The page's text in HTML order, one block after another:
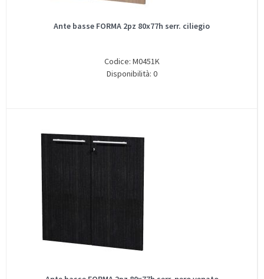
Ante basse FORMA 2pz 80x77h serr. ciliegio
Codice: M0451K
Disponibilità: 0